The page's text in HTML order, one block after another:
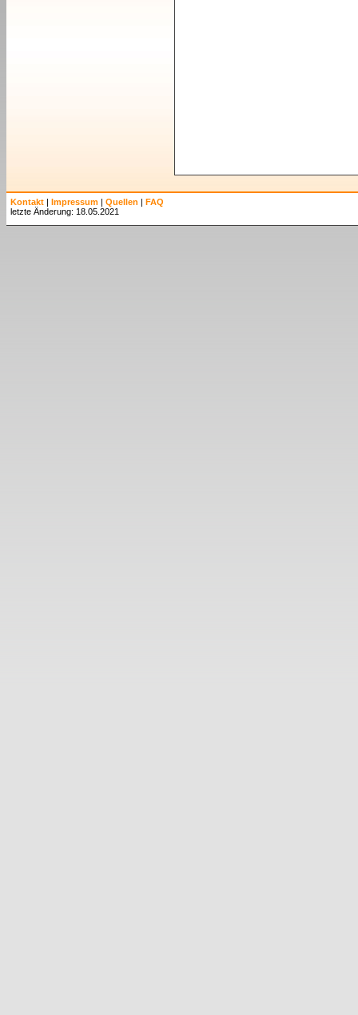
Kontakt | Impressum | Quellen | FAQ
letzte Änderung: 18.05.2021